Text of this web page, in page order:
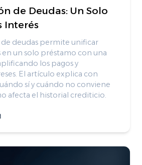
de Deudas: Un Solo
Interés
deudas permite unificar
un solo préstamo con una
los pagos y
El artículo explica con
sí y cuándo no conviene
afecta el historial crediticio.